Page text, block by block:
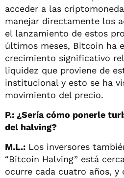
acceder a las
manejar directamente los
el lanzamiento de estos
últimos meses, Bitcoin ha
crecimiento significativo
liquidez que proviene de
institucional y esto se ha
movimiento del precio.
P.: ¿Sería cómo ponerle
del halving?
M.L.: Los inversores
“Bitcoin Halving” está
ocurre cada cuatro años, y